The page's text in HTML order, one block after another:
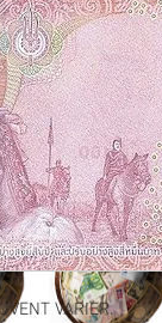
VARIER.